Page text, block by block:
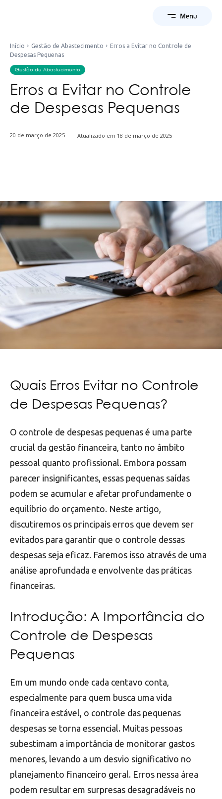
Início Gestão de Abastecimento
Erros a Evitar no Controle de
Despesas Pequenas
Gestão de Abastecimento
Erros a Evitar no Controle
de Despesas Pequenas
20 de março de 2025 Atualizado em 18 de março de 2025
Quais Erros Evitar no Controle
de Despesas Pequenas?
O controle de despesas pequenas é uma parte
crucial da gestão financeira, tanto no âmbito
pessoal quanto profissional. Embora possam
parecer insignificantes, essas pequenas saídas
podem se acumular e afetar profundamente o
equilíbrio do orçamento. Neste artigo,
discutiremos os principais erros que devem ser
evitados para garantir que o controle dessas
despesas seja eficaz. Faremos isso através de uma
análise aprofundada e envolvente das práticas
financeiras.
Introdução: A Importância do
Controle de Despesas
Pequenas
Em um mundo onde cada centavo conta,
especialmente para quem busca uma vida
financeira estável, o controle das pequenas
despesas se torna essencial. Muitas pessoas
subestimam a importância de monitorar gastos
menores, levando a um desvio significativo no
planejamento financeiro geral. Erros nessa área
podem resultar em surpresas desagradáveis no